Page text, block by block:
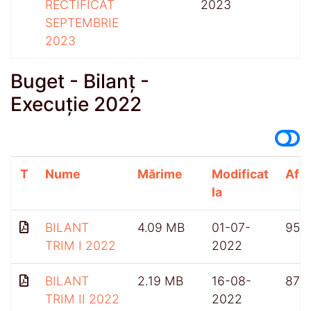
RECTIFICAT
SEPTEMBRIE
2023
2023
Buget - Bilanț -
Execuție 2022
T Nume Mărime
Modificat
la
BILANT
TRIM I 2022
4.09 MB
01-07-
2022
955
BILANT
TRIM II 2022
2.19 MB
16-08-
2022
874